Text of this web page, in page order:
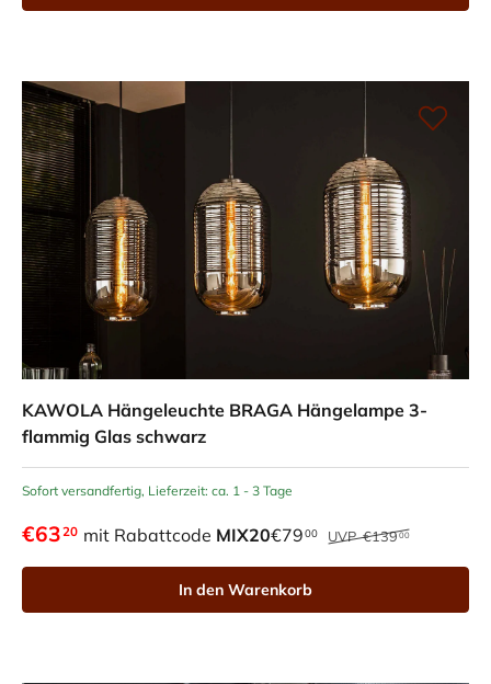
KAWOLA Hängeleuchte BRAGA Hängelampe 3-
flammig Glas schwarz
Sofort versandfertig, Lieferzeit: ca. 1 - 3 Tage
€6320 mit Rabattcode MIX20€7900 UVP€13900
In den Warenkorb